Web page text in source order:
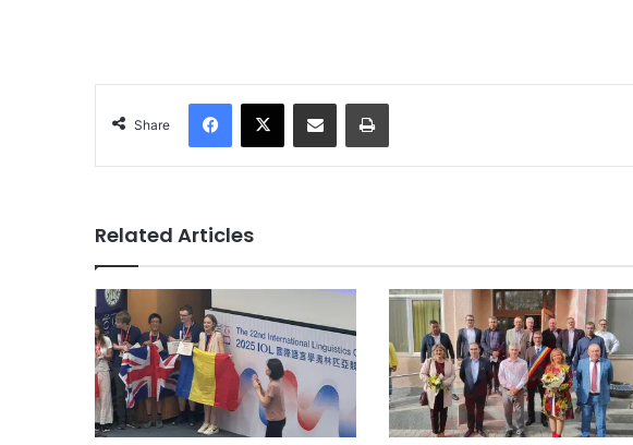
Share
Related Articles